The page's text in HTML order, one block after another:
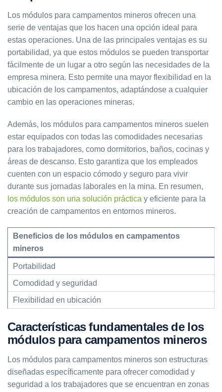
Los módulos para campamentos mineros ofrecen una
serie de ventajas que los hacen una opción ideal para
estas operaciones. Una de las principales ventajas es su
portabilidad, ya que estos módulos se pueden transportar
fácilmente de un lugar a otro según las necesidades de la
empresa minera. Esto permite una mayor flexibilidad en la
ubicación de los campamentos, adaptándose a cualquier
cambio en las operaciones mineras.
Además, los módulos para campamentos mineros suelen
estar equipados con todas las comodidades necesarias
para los trabajadores, como dormitorios, baños, cocinas y
áreas de descanso. Esto garantiza que los empleados
cuenten con un espacio cómodo y seguro para vivir
durante sus jornadas laborales en la mina. En resumen,
los módulos son una solución práctica y eficiente para la
creación de campamentos en entornos mineros.
Beneficios de los módulos en campamentos
mineros
Portabilidad
Comodidad y seguridad
Flexibilidad en ubicación
Características fundamentales de los
módulos para campamentos mineros
Los módulos para campamentos mineros son estructuras
diseñadas específicamente para ofrecer comodidad y
seguridad a los trabajadores que se encuentran en zonas